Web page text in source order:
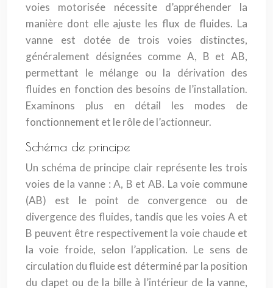
voies motorisée nécessite d’appréhender la
manière dont elle ajuste les flux de fluides. La
vanne est dotée de trois voies distinctes,
généralement désignées comme A, B et AB,
permettant le mélange ou la dérivation des
fluides en fonction des besoins de l’installation.
Examinons plus en détail les modes de
fonctionnement et le rôle de l’actionneur.
Schéma de principe
Un schéma de principe clair représente les trois
voies de la vanne : A, B et AB. La voie commune
(AB) est le point de convergence ou de
divergence des fluides, tandis que les voies A et
B peuvent être respectivement la voie chaude et
la voie froide, selon l’application. Le sens de
circulation du fluide est déterminé par la position
du clapet ou de la bille à l’intérieur de la vanne,